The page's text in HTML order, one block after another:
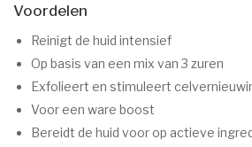
Voordelen
Reinigt de huid intensief
Op basis van een mix van 3 zuren
Exfolieert en stimuleert
Voor een ware boost
Bereidt de huid voor op actieve